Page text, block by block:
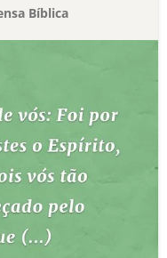
Bíblica